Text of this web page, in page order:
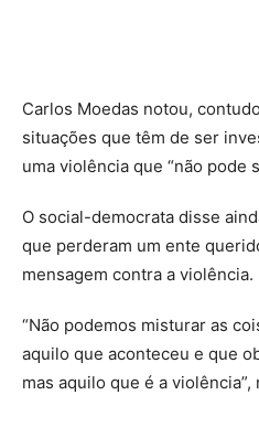
Carlos Moedas notou,
situações que têm de ser
uma violência que “não pode
O social-democrata disse
que perderam um ente
mensagem contra a violência.
“Não podemos misturar as
aquilo que aconteceu e que
mas aquilo que é a violência”,